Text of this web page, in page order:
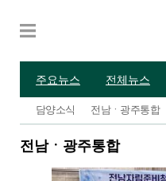
주요뉴스 전체뉴스
담양소식 전남ㆍ광주통합
전남ㆍ광주통합